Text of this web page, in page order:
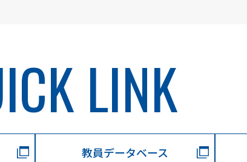
LINK
教員データベース